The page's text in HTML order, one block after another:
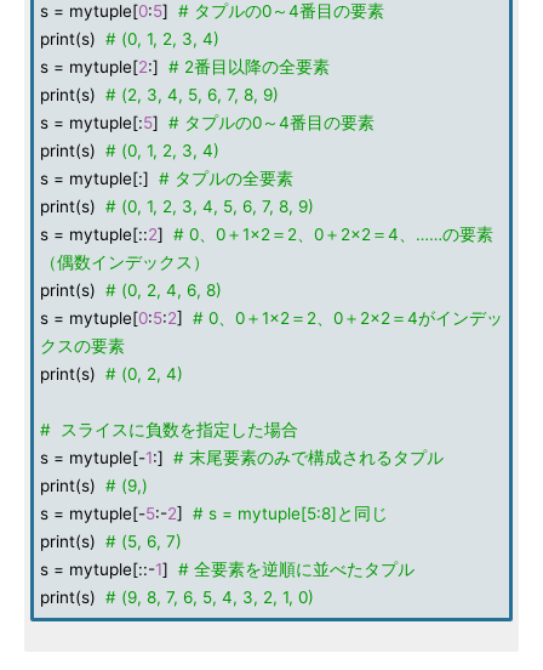
s = mytuple[0:5] # タプルの0～4番目の要素
print(s) # (0, 1, 2, 3, 4)
s = mytuple[2:] # 2番目以降の全要素
print(s) # (2, 3, 4, 5, 6, 7, 8, 9)
s = mytuple[:5] # タプルの0～4番目の要素
print(s) # (0, 1, 2, 3, 4)
s = mytuple[:] # タプルの全要素
print(s) # (0, 1, 2, 3, 4, 5, 6, 7, 8, 9)
s = mytuple[::2] # 0、0＋1×2＝2、0＋2×2＝4、……の要素
（偶数インデックス）
print(s) # (0, 2, 4, 6, 8)
s = mytuple[0:5:2] # 0、0＋1×2＝2、0＋2×2＝4がインデッ
クスの要素
print(s) # (0, 2, 4)
# スライスに負数を指定した場合
s = mytuple[-1:] # 末尾要素のみで構成されるタプル
print(s) # (9,)
s = mytuple[-5:-2] # s = mytuple[5:8]と同じ
print(s) # (5, 6, 7)
s = mytuple[::-1] # 全要素を逆順に並べたタプル
print(s) # (9, 8, 7, 6, 5, 4, 3, 2, 1, 0)